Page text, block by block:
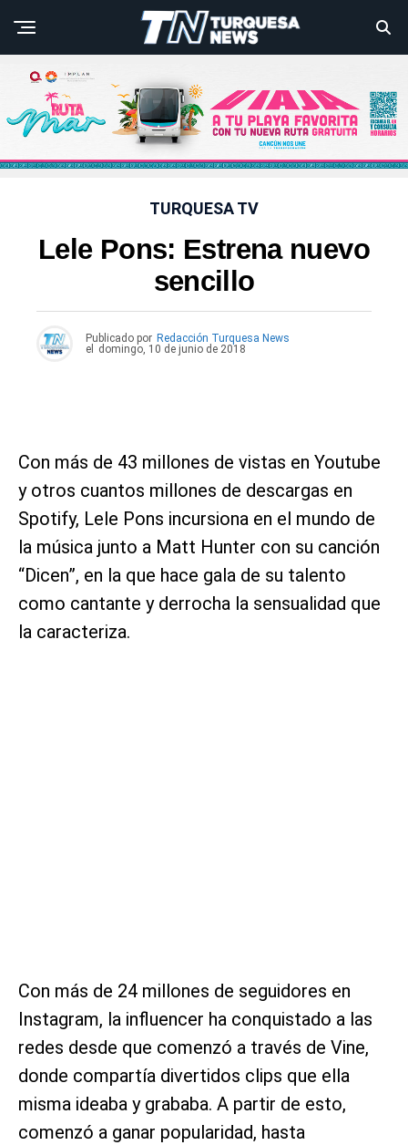
TURQUESA TV
Lele Pons: Estrena nuevo
sencillo
Publicado por Redacción Turquesa News
el
domingo, 10 de junio de 2018
Con más de 43 millones de vistas en Youtube
y otros cuantos millones de descargas en
Spotify, Lele Pons incursiona en el mundo de
la música junto a Matt Hunter con su canción
“Dicen”, en la que hace gala de su talento
como cantante y derrocha la sensualidad que
la caracteriza.
Con más de 24 millones de seguidores en
Instagram, la influencer ha conquistado a las
redes desde que comenzó a través de Vine,
donde compartía divertidos clips que ella
misma ideaba y grababa. A partir de esto,
comenzó a ganar popularidad, hasta